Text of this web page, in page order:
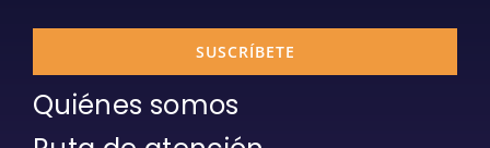
SUSCRÍBETE
Quiénes somos